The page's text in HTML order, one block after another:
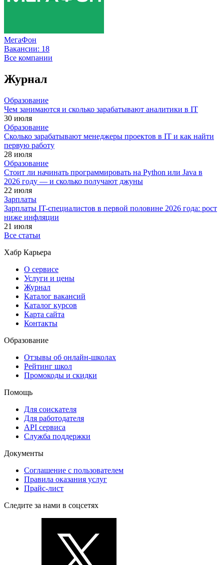
МегаФон
Вакансии: 18
Все компании
Журнал
Образование
Чем занимаются и сколько зарабатывают аналитики в IT
30 июля
Образование
Сколько зарабатывают менеджеры проектов в IT и как найти
первую работу
28 июля
Образование
Стоит ли начинать программировать на Python или Java в
2026 году — и сколько получают джуны
22 июля
Зарплаты
Зарплаты IT-специалистов в первой половине 2026 года: рост
ниже инфляции
21 июля
Все статьи
Хабр Карьера
О сервисе
Услуги и цены
Журнал
Каталог вакансий
Каталог курсов
Карта сайта
Контакты
Образование
Отзывы об онлайн-школах
Рейтинг школ
Промокоды и скидки
Помощь
Для соискателя
Для работодателя
API сервиса
Служба поддержки
Документы
Соглашение с пользователем
Правила оказания услуг
Прайс-лист
Следите за нами в соцсетях